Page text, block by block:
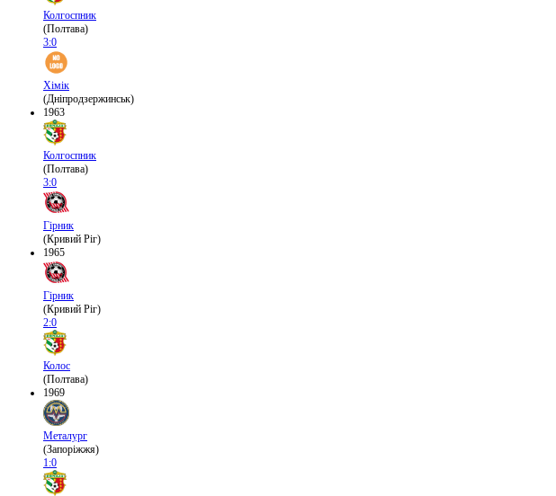
Колгоспник
(Полтава)
3:0
Хімік
(Дніпродзержинськ)
1963
Колгоспник
(Полтава)
3:0
Гірник
(Кривий Ріг)
1965
Гірник
(Кривий Ріг)
2:0
Колос
(Полтава)
1969
Металург
(Запоріжжя)
1:0